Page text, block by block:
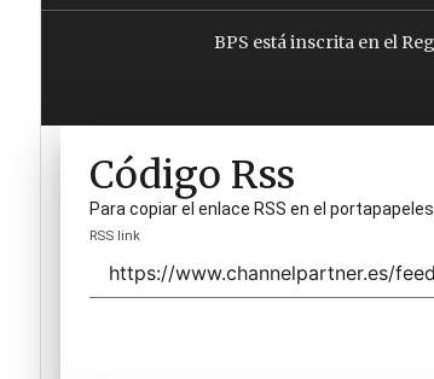
BPS está inscrita en el
Código Rss
Para copiar el enlace RSS en el
RSS link